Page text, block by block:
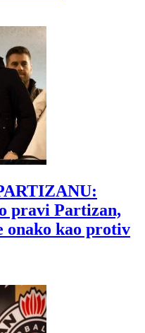
pravi Partizan,
onako kao protiv